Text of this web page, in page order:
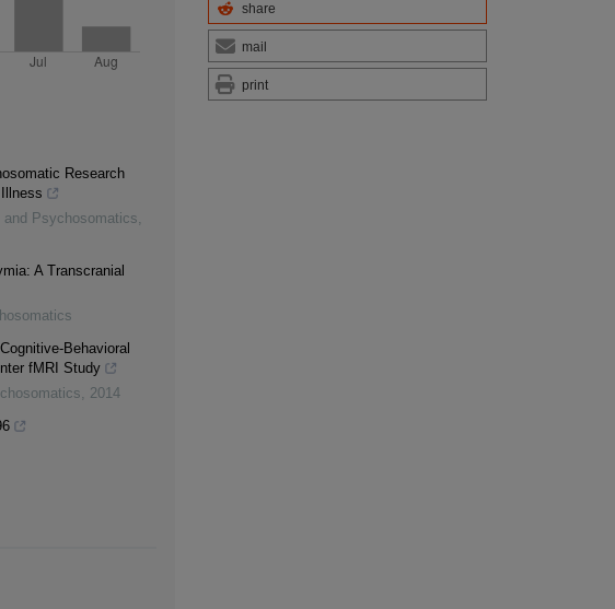
share
mail
print
Research
and Psychosomatics,
A Transcranial
Behavioral
fMRI Study
, 2014